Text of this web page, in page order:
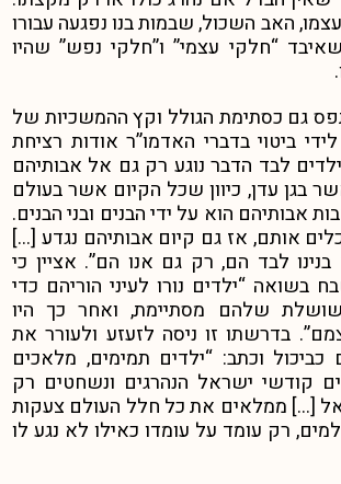
האב השכול, שבמות בנו נפגעה עבורו
“חלקי עצמי” ו”חלקי נפש” שהיו
גם כסתימת הגולל וקץ ההמשכיות של
ביטוי בדברי האדמו”ר אודות רציחת
לבד הדבר נוגע רק גם אל אבותיהם
בגן עדן, כיוון שכל הקיום אשר בעולם
אבותיהם הוא על ידי הבנים ובני הבנים.
אותם, אז גם קיום אבותיהם נגדע […]
בנינו לבד הם, רק גם אנו הם”. אציין כי
בשואה “ילדים נורו לעיני הוריהם כדי
שלהם מסתיימת, ואחר כך היו
בדרשתו זו ניסה לזעזע ולעורר את
וכתב: “ילדים תמימים, מלאכים
קודשי ישראל הנהרגים ונשחטים רק
[…] ממלאים את כל חלל העולם צעקות
רק עומד על עומדו כאילו לא נגע לו